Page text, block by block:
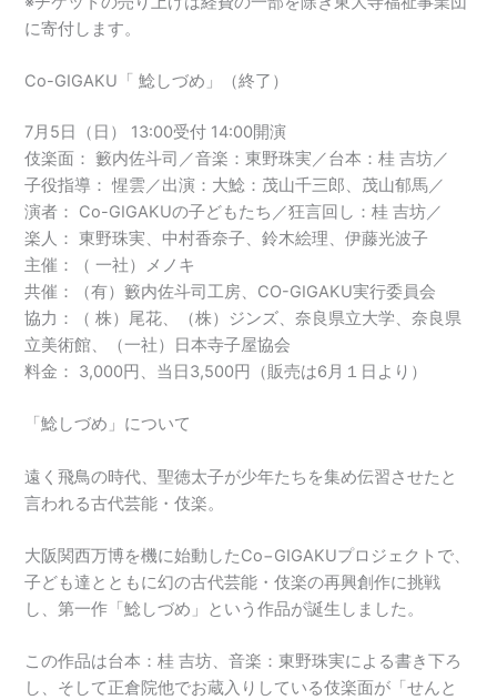
に寄付します。
Co-GIGAKU「 鯰しづめ」（終了）
7月5日（日） 13:00受付 14:00開演
伎楽面： 籔内佐斗司／音楽：東野珠実／台本：桂 吉坊／
子役指導： 惺雲／出演：大鯰：茂山千三郎、茂山郁馬／
演者： Co-GIGAKUの子どもたち／狂言回し：桂 吉坊／
楽人： 東野珠実、中村香奈子、鈴木絵理、伊藤光波子
主催：（ 一社）メノキ
共催：（有）籔内佐斗司工房、CO-GIGAKU実行委員会
協力：（ 株）尾花、（株）ジンズ、奈良県立大学、奈良県
立美術館、（一社）日本寺子屋協会
料金： 3,000円、当日3,500円（販売は6月１日より）
「鯰しづめ」について
遠く飛鳥の時代、聖徳太子が少年たちを集め伝習させたと
言われる古代芸能・伎楽。
大阪関西万博を機に始動したCo−GIGAKUプロジェクトで、
子ども達とともに幻の古代芸能・伎楽の再興創作に挑戦
し、第一作「鯰しづめ」という作品が誕生しました。
この作品は台本：桂 吉坊、音楽：東野珠実による書き下ろ
し、そして正倉院他でお蔵入りしている伎楽面が「せんと